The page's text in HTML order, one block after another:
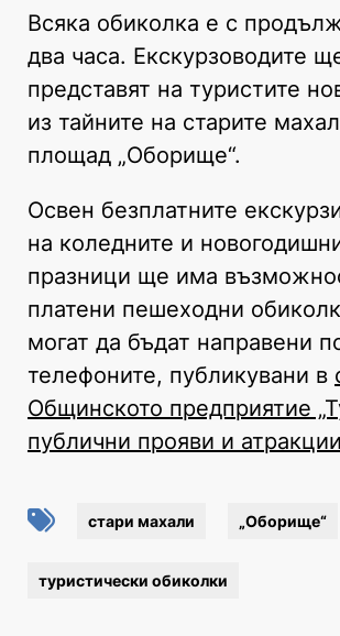
Всяка обиколка е с
два часа. Екскурзоводите
представят на туристите
из тайните на старите
площад „Оборище“.
Освен безплатните
на коледните и
празници ще има
платени пешеходни
могат да бъдат направени
телефоните, публикувани в
Общинското предприятие
публични прояви и
стари махали „Оборище“
туристически обиколки